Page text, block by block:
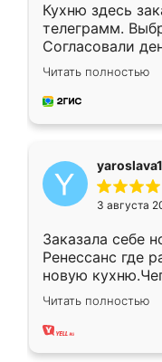
Кухню здесь
телеграмм.
Согласовали
недели кухня
довольны
мебель за
Читать полностью
3 августа
Заказала себе
Ренессанс где
новую
вполне
два года,
Читать полностью